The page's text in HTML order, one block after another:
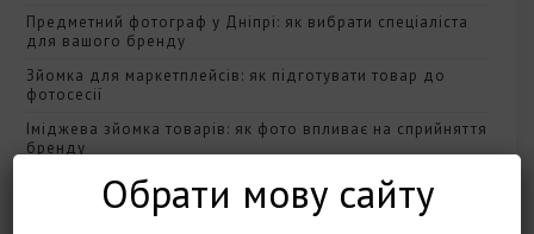
Предметний фотограф у Дніпрі: як вибрати спеціаліста
для вашого бренду
Зйомка для маркетплейсів: як підготувати товар до
фотосесії
Іміджева зйомка товарів: як фото впливає на сприйняття
бренду
Свежие Комментарии
Обрати мову сайту